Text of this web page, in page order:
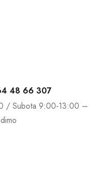
48 66 307
/ Subota 9:00-13:00 –